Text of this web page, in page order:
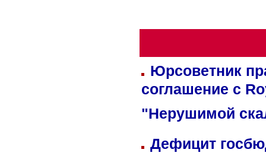
Юрсоветник
соглашение с
"Нерушимой
Дефицит